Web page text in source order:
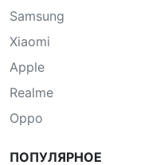
Samsung
Xiaomi
Apple
Realme
Oppo
ПОПУЛЯРНОЕ